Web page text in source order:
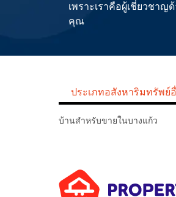
เพราะเราคือผู้เชี่ยวชา
คุณ
ประเภทอสังหาริมทรัพย์
บ้านสำหรับขายในบางแก้ว